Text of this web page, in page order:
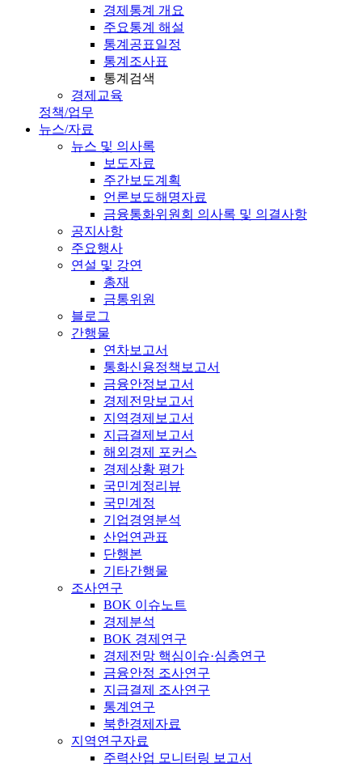
경제통계 개요
주요통계 해설
통계공표일정
통계조사표
통계검색
경제교육
정책/업무
뉴스/자료
뉴스 및 의사록
보도자료
주간보도계획
언론보도해명자료
금융통화위원회 의사록 및 의결사항
공지사항
주요행사
연설 및 강연
총재
금통위원
블로그
간행물
연차보고서
통화신용정책보고서
금융안정보고서
경제전망보고서
지역경제보고서
지급결제보고서
해외경제 포커스
경제상황 평가
국민계정리뷰
국민계정
기업경영분석
산업연관표
단행본
기타간행물
조사연구
BOK 이슈노트
경제분석
BOK 경제연구
경제전망 핵심이슈·심층연구
금융안정 조사연구
지급결제 조사연구
통계연구
북한경제자료
지역연구자료
주력산업 모니터링 보고서